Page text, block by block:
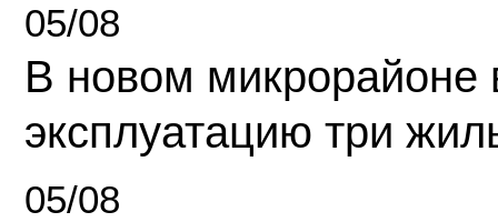
05/08
В новом микрорайоне
эксплуатацию три
05/08